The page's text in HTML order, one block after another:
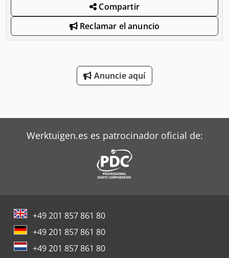
Compartir
Reclamar el anuncio
Anuncie aquí
Werktuigen.es es patrocinador oficial de:
+49 201 857 861 80
+49 201 857 861 80
+49 201 857 861 80